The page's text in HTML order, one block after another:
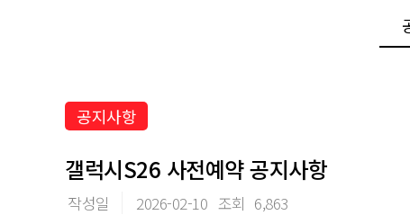
공지사항
갤럭시S26 사전예약 공지사항
작성일 2026-02-10 조회 6,863